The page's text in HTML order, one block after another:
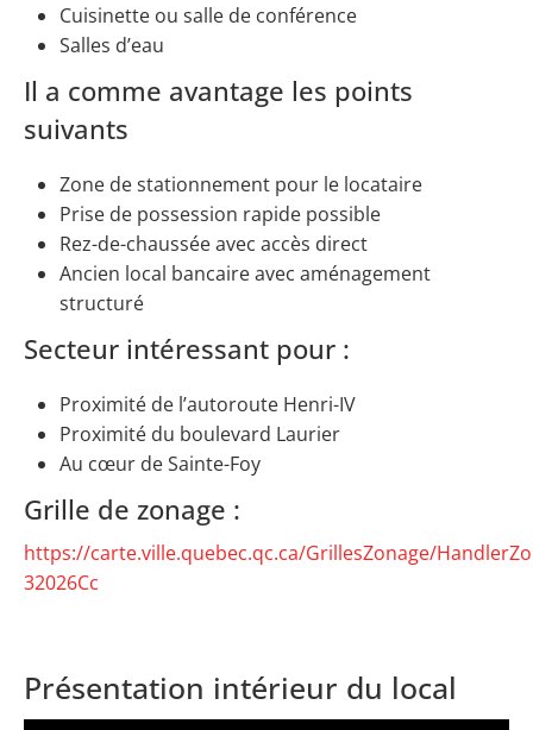
Cuisinette ou salle de conférence
Salles d’eau
Il a comme avantage les points
suivants
Zone de stationnement pour le locataire
Prise de possession rapide possible
Rez-de-chaussée avec accès direct
Ancien local bancaire avec aménagement
structuré
Secteur intéressant pour :
Proximité de l’autoroute Henri-IV
Proximité du boulevard Laurier
Au cœur de Sainte-Foy
Grille de zonage :
https://carte.ville.quebec.qc.ca/GrillesZonage/
32026Cc
Présentation intérieur du local